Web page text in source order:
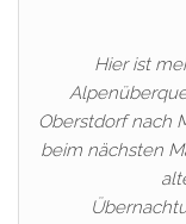
Hier ist
Oberstdorf nach
beim nächsten